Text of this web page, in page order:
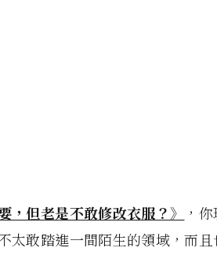
，但老是不敢修改衣服？》
，
太敢踏進一間陌生的領域，而